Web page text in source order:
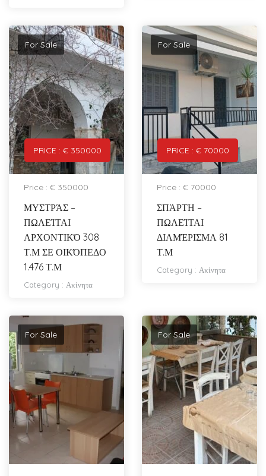
PRICE : € 350000
For Sale
Price : € 350000
ΜΥΣΤΡΆΣ –
ΠΩΛΕΊΤΑΙ
ΑΡΧΟΝΤΙΚΌ 308
Τ.Μ ΣΕ ΟΙΚΌΠΕΔΟ
1.476 Τ.Μ
Category : Ακίνητα
PRICE : € 70000
For Sale
Price : € 70000
ΣΠΆΡΤΗ –
ΠΩΛΕΊΤΑΙ
ΔΙΑΜΈΡΙΣΜΑ 81
Τ.Μ
Category : Ακίνητα
For Sale For Sale